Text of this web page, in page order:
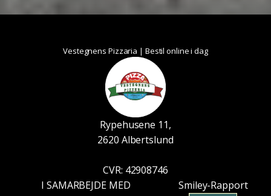
Vestegnens Pizzaria | Bestil online i dag
Rypehusene 11,
2620 Albertslund
CVR: 42908746
I SAMARBEJDE MED
Smiley-Rapport